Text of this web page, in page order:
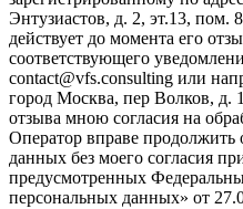
Энтузиастов, д. 2, эт.13, пом.
действует до момента его
соответствующего
contact@vfs.consulting или
город Москва, пер Волков, д.
отзыва мною согласия на
Оператор вправе продолжить
данных без моего согласия
предусмотренных
персональных данных» от